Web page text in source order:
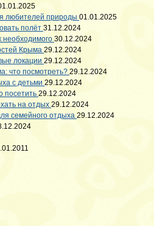
любителей природы 01.01.2025
полёт 31.12.2024
необходимого 30.12.2024
Крыма 29.12.2024
локации 29.12.2024
что посмотреть? 29.12.2024
с детьми 29.12.2024
посетить 29.12.2024
на отдых 29.12.2024
семейного отдыха 29.12.2024